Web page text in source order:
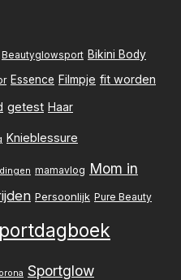
Beautyglowsport Bikini Body
Essence Filmpje fit worden
getest Haar
Knieblessure
mamavlog Mom in
Persoonlijk Pure Beauty
Sportglow